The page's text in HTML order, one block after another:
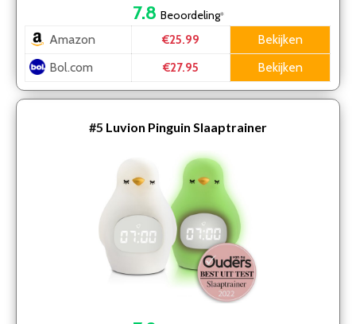
7.8 Beoordeling*
Amazon €25.99
Bekijken
Bol.com
€27.95 Bekijken
#5 Luvion Pinguin Slaaptrainer